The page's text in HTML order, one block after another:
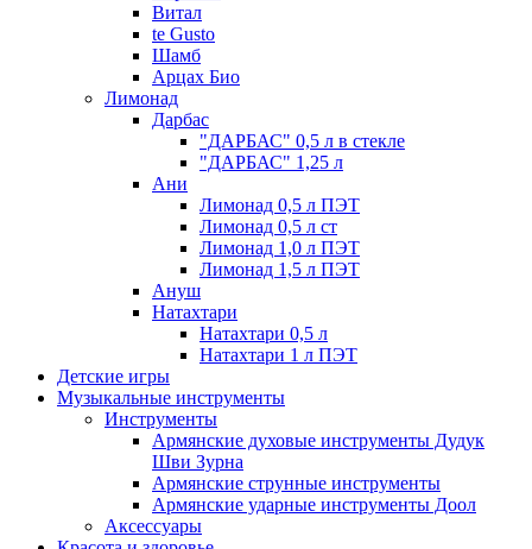
Витал
te Gusto
Шамб
Арцах Био
Лимонад
Дарбас
"ДАРБАС" 0,5 л в стекле
"ДАРБАС" 1,25 л
Ани
Лимонад 0,5 л ПЭТ
Лимонад 0,5 л ст
Лимонад 1,0 л ПЭТ
Лимонад 1,5 л ПЭТ
Ануш
Натахтари
Натахтари 0,5 л
Натахтари 1 л ПЭТ
Детские игры
Музыкальные инструменты
Инструменты
Армянские духовые инструменты Дудук
Шви Зурна
Армянские струнные инструменты
Армянские ударные инструменты Доол
Аксессуары